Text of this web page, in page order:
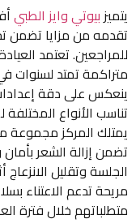
يتميز بيوتي وايز الطبي
تقدمه من مزايا تضمن
للمراجعين. تعتمد
متراكمة تمتد لسنوات
ينعكس على دقة
تناسب الأنواع
يمتلك المركز مجموعة
تضمن إزالة الشعر
الجلسة وتقليل الانزعاج
مريحة تدعم الاعتناء
متطلباتهم خلال فترة